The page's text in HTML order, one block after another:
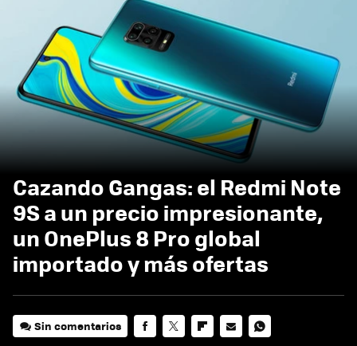
Cazando Gangas: el Redmi Note
9S a un precio impresionante,
un OnePlus 8 Pro global
importado y más ofertas
Sin comentarios